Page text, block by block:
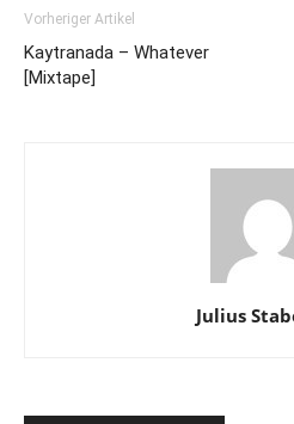
Vorheriger Artikel
Kaytranada – Whatever
[Mixtape]
Julius